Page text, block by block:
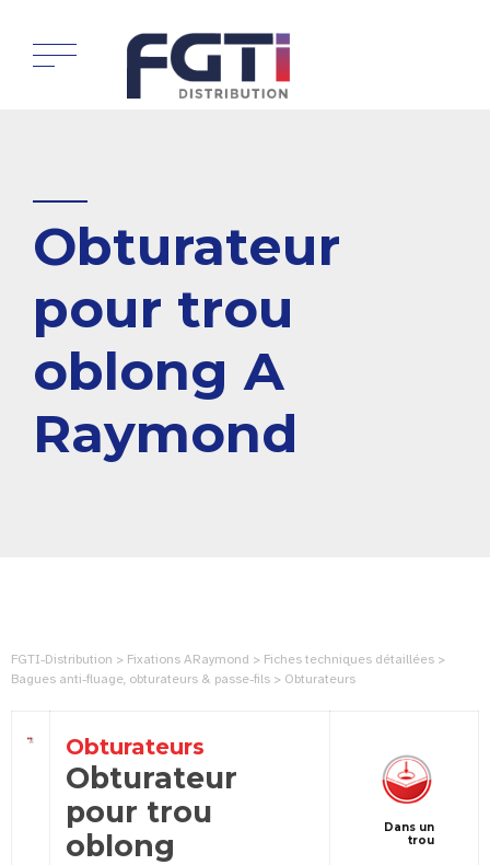
Obturateur
pour trou
oblong A
Raymond
FGTI-Distribution > Fixations ARaymond > Fiches techniques détaillées >
Bagues anti-fluage, obturateurs & passe-fils > Obturateurs
Obturateurs
Obturateur
pour trou
oblong
Dans un
trou